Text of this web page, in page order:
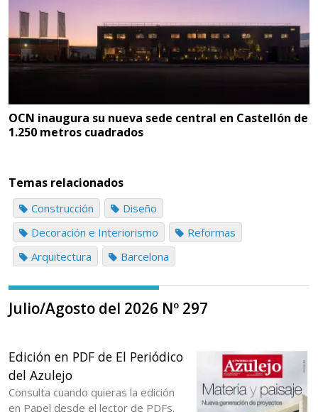
OCN inaugura su nueva sede central en Castellón de
1.250 metros cuadrados
Temas relacionados
Construcción
Diseño
Decoración e Interiorismo
Reformas
Arquitectura
Barcelona
Julio/Agosto del 2026 Nº 297
Edición en PDF de El Periódico
del Azulejo
Consulta cuando quieras la edición
en Papel desde el lector de PDFs.